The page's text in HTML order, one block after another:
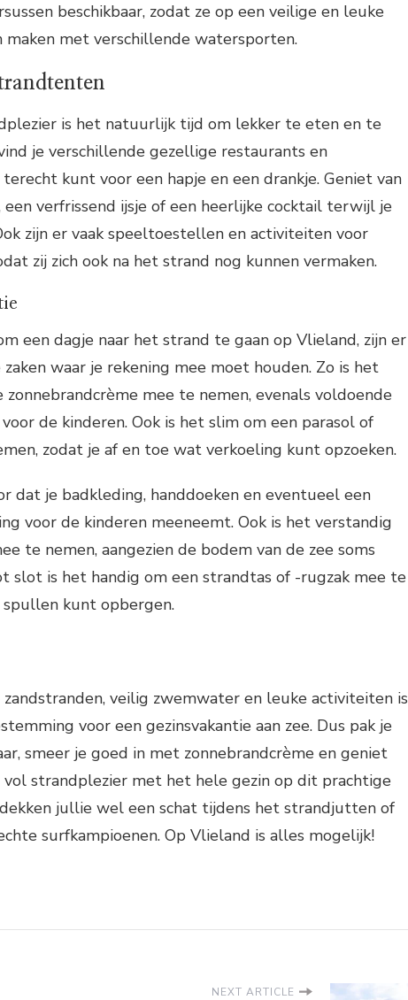
beschikbaar, zodat ze op een veilige en leuke
maken met verschillende watersporten.
is het natuurlijk tijd om lekker te eten en te
je verschillende gezellige restaurants en
kunt voor een hapje en een drankje. Geniet van
een verfrissend ijsje of een heerlijke cocktail terwijl je
zijn er vaak speeltoestellen en activiteiten voor
zij zich ook na het strand nog kunnen vermaken.
een dagje naar het strand te gaan op Vlieland, zijn er
waar je rekening mee moet houden. Zo is het
mee te nemen, evenals voldoende
de kinderen. Ook is het slim om een parasol of
zodat je af en toe wat verkoeling kunt opzoeken.
dat je badkleding, handdoeken en eventueel een
voor de kinderen meeneemt. Ook is het verstandig
te nemen, aangezien de bodem van de zee soms
slot is het handig om een strandtas of -rugzak mee te
spullen kunt opbergen.
veilig zwemwater en leuke activiteiten is
voor een gezinsvakantie aan zee. Dus pak je
smeer je goed in met zonnebrandcrème en geniet
vol strandplezier met het hele gezin op dit prachtige
jullie wel een schat tijdens het strandjutten of
surfkampioenen. Op Vlieland is alles mogelijk!
NEXT ARTICLE